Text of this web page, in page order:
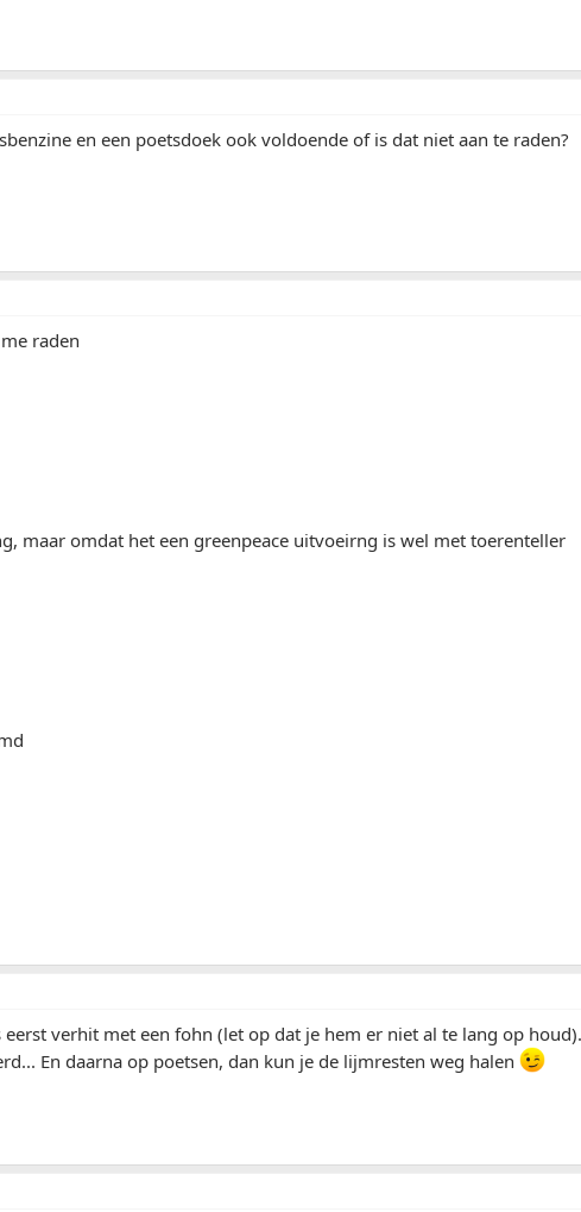
en een poetsdoek ook voldoende of is dat niet aan te raden?
raden
maar omdat het een greenpeace uitvoeirng is wel met toerenteller
verhit met een fohn (let op dat je hem er niet al te lang op
En daarna op poetsen, dan kun je de lijmresten weg halen